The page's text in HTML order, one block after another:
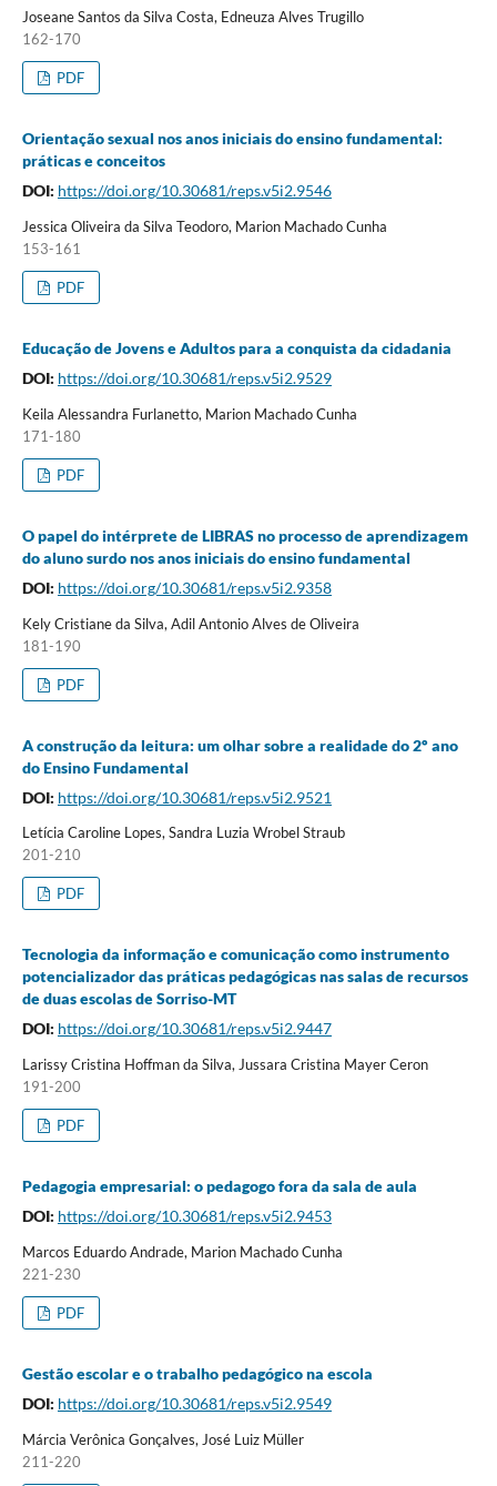
Joseane Santos da Silva Costa, Edneuza Alves Trugillo
162-170
PDF
Orientação sexual nos anos iniciais do ensino fundamental:
práticas e conceitos
DOI: https://doi.org/10.30681/reps.v5i2.9546
Jessica Oliveira da Silva Teodoro, Marion Machado Cunha
153-161
PDF
Educação de Jovens e Adultos para a conquista da cidadania
DOI: https://doi.org/10.30681/reps.v5i2.9529
Keila Alessandra Furlanetto, Marion Machado Cunha
171-180
PDF
O papel do intérprete de LIBRAS no processo de aprendizagem
do aluno surdo nos anos iniciais do ensino fundamental
DOI: https://doi.org/10.30681/reps.v5i2.9358
Kely Cristiane da Silva, Adil Antonio Alves de Oliveira
181-190
PDF
A construção da leitura: um olhar sobre a realidade do 2º ano
do Ensino Fundamental
DOI: https://doi.org/10.30681/reps.v5i2.9521
Letícia Caroline Lopes, Sandra Luzia Wrobel Straub
201-210
PDF
Tecnologia da informação e comunicação como instrumento
potencializador das práticas pedagógicas nas salas de recursos
de duas escolas de Sorriso-MT
DOI: https://doi.org/10.30681/reps.v5i2.9447
Larissy Cristina Hoffman da Silva, Jussara Cristina Mayer Ceron
191-200
PDF
Pedagogia empresarial: o pedagogo fora da sala de aula
DOI: https://doi.org/10.30681/reps.v5i2.9453
Marcos Eduardo Andrade, Marion Machado Cunha
221-230
PDF
Gestão escolar e o trabalho pedagógico na escola
DOI: https://doi.org/10.30681/reps.v5i2.9549
Márcia Verônica Gonçalves, José Luiz Müller
211-220